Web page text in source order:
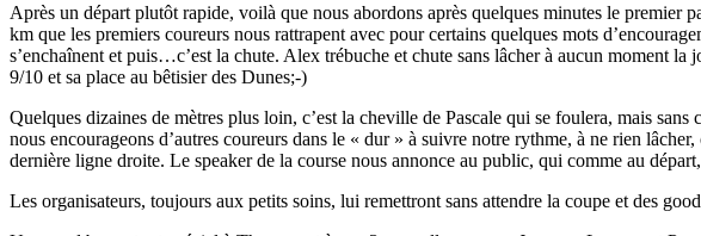
Après un départ plutôt rapide, voilà que nous abordons après quelques minutes le premier
km que les premiers coureurs nous rattrapent avec pour certains quelques mots
s’enchaînent et puis…c’est la chute. Alex trébuche et chute sans lâcher à aucun moment
9/10 et sa place au bêtisier des Dunes;-)
Quelques dizaines de mètres plus loin, c’est la cheville de Pascale qui se foulera, mais
nous encourageons d’autres coureurs dans le « dur » à suivre notre rythme, à ne rien
dernière ligne droite. Le speaker de la course nous annonce au public, qui comme au
Les organisateurs, toujours aux petits soins, lui remettront sans attendre la coupe et des